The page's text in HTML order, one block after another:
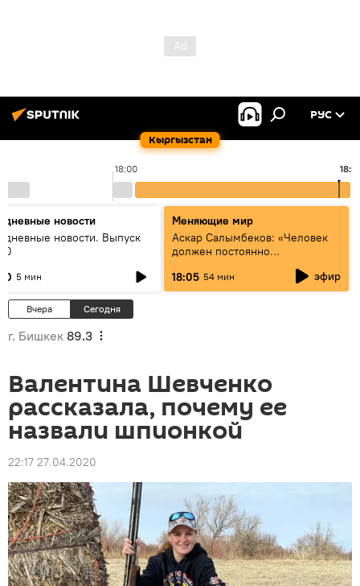
Кыргызстан
РУС
18:00
новости
новости. Выпуск
5 мин
Меняющие мир
Аскар Салымбеков: «Человек
должен постоянно
18:05 54 мин эфир
Вчера Сегодня
г. Бишкек 89.3
Валентина Шевченко
рассказала, почему ее
назвали шпионкой
22:17 27.04.2020